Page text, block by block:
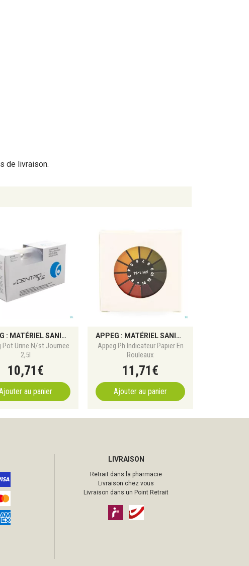
de livraison.
APPEG : MATÉRIEL SANITAIRE ET AIDES À L’HYGIÈNE
Pot Urine N/st Journee
2,5l
10,71€
au panier
APPEG : MATÉRIEL SANITAIRE ET AIDES À L’HYGIÈNE
Appeg Ph Indicateur Papier En
Rouleaux
11 ,71€
Ajouter au panier
LIVRAISON
Retrait dans la pharmacie
Livraison chez vous
Livraison dans un Point Retrait